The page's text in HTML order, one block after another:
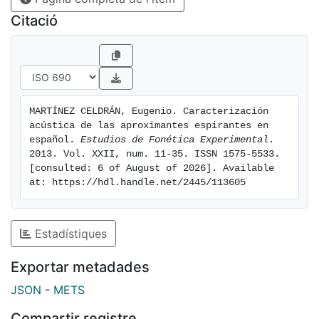
fricatives.
Citació
MARTÍNEZ CELDRÁN, Eugenio. Caracterización
acústica de las aproximantes espirantes en
español. Estudios de Fonética Experimental .
2013. Vol. XXII, num. 11-35. ISSN 1575-5533.
[consulted: 6 of August of 2026]. Available
at: https://hdl.handle.net/2445/113605
Estadístiques
Exportar metadades
JSON - METS